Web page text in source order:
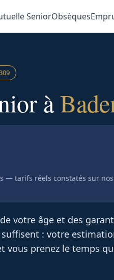
SeniorObsèques
à
— tarifs réels constatés sur
votre âge et des
: votre
vous prenez le temps